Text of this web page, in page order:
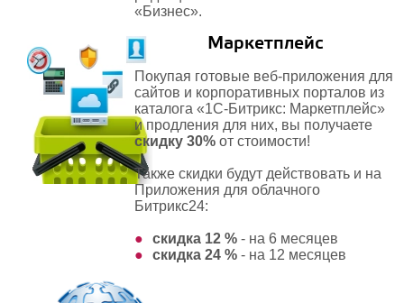
«Бизнес».
Маркетплейс
Покупая готовые веб-приложения для
сайтов и корпоративных порталов из
каталога «1С-Битрикс: Маркетплейс»
и продления для них, вы получаете
скидку 30% от стоимости!
Также скидки будут действовать и на
Приложения для облачного
Битрикс24:
скидка 12 % - на 6 месяцев
скидка 24 % - на 12 месяцев